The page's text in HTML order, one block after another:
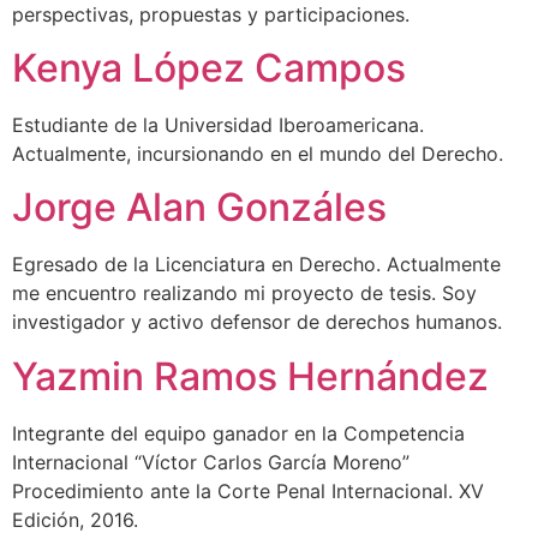
perspectivas, propuestas y participaciones.
Kenya López Campos
Estudiante de la Universidad Iberoamericana.
Actualmente, incursionando en el mundo del Derecho.
Jorge Alan Gonzáles
Egresado de la Licenciatura en Derecho. Actualmente
me encuentro realizando mi proyecto de tesis. Soy
investigador y activo defensor de derechos humanos.
Yazmin Ramos Hernández
Integrante del equipo ganador en la Competencia
Internacional “Víctor Carlos García Moreno”
Procedimiento ante la Corte Penal Internacional. XV
Edición, 2016.